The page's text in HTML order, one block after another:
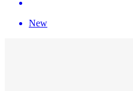
New